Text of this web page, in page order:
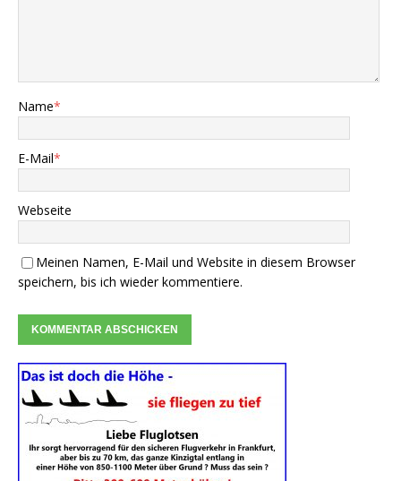
Name*
E-Mail*
Webseite
Meinen Namen, E-Mail und Website in diesem Browser
speichern, bis ich wieder kommentiere.